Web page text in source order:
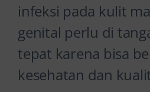
infeksi pada kulit
genital perlu di
tepat karena bisa
kesehatan dan